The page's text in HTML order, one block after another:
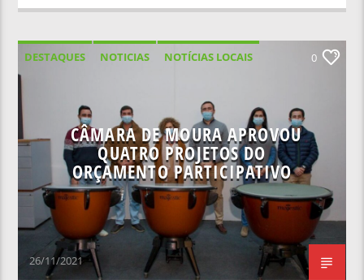
DESTAQUES NOTICIAS
NOTÍCIAS LOCAIS
0
CÂMARA DE MOURA APROVOU
QUATRO PROJETOS DO
ORÇAMENTO PARTICIPATIVO
26/11/2021